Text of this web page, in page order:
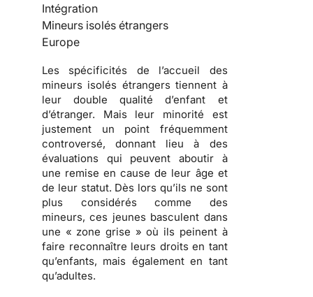
Intégration
Mineurs isolés étrangers
Europe
Les spécificités de l’accueil des
mineurs isolés étrangers tiennent à
leur double qualité d’enfant et
d’étranger. Mais leur minorité est
justement un point fréquemment
controversé, donnant lieu à des
évaluations qui peuvent aboutir à
une remise en cause de leur âge et
de leur statut. Dès lors qu’ils ne sont
plus considérés comme des
mineurs, ces jeunes basculent dans
une « zone grise » où ils peinent à
faire reconnaître leurs droits en tant
qu’enfants, mais également en tant
qu’adultes.